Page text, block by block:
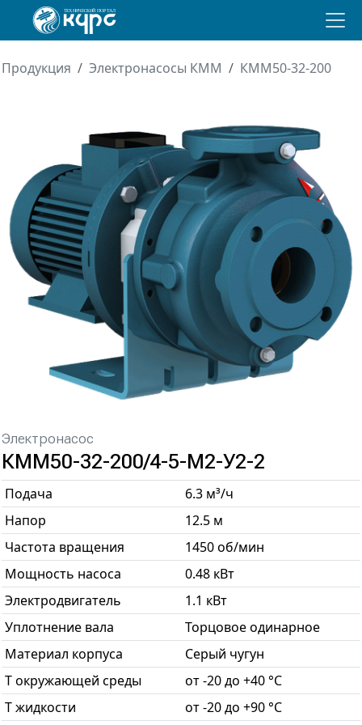
Продукция Электронасосы КММ КММ50-32-200
Электронасос
КММ50-32-200/4-5-М2-У2-2
Подача
6.3 м³/ч
Напор
12.5 м
Частота вращения
1450 об/мин
Мощность насоса
0.48 кВт
Электродвигатель
1.1 кВт
Уплотнение вала
Торцовое одинарное
Материал корпуса
Серый чугун
T окружающей среды
от -20 до +40 °С
T жидкости
от -20 до +90 °С